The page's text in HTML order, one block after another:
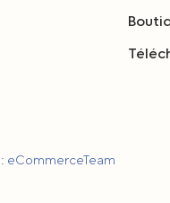
eCommerceTeam